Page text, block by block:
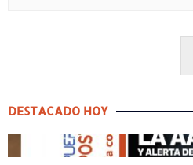
DESTACADO HOY